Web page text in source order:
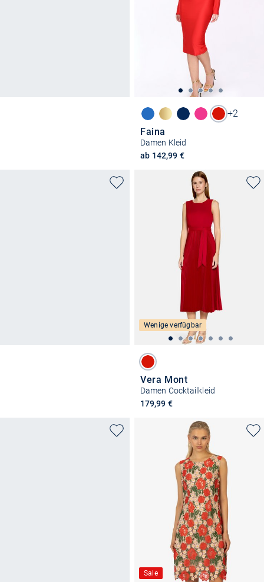
+2
Faina
Damen Kleid
ab 142,99 €
Wenige verfügbar
Vera Mont
Damen Cocktailkleid
179,99 €
Sale